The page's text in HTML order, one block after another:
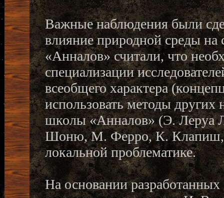
Важные наблюдения были
влияние природной среды
«Анналов» считали, что
специализации
всеобщего характера
использовать методы других
школы «Анналов» (Э.
Шоню, М. Ферро, К. Клапиш,
локальной проблематике.
На основании